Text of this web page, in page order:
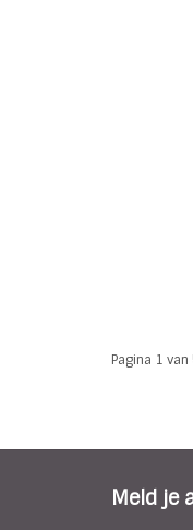
Pagina 1 van
Meld je